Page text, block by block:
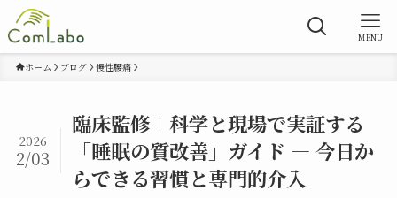
MENU
ホーム ブログ 慢性腰痛
臨床監修｜科学と現場で実証する
「睡眠の質改善」ガイド — 今日か
らできる習慣と専門的介入
2026
2/03